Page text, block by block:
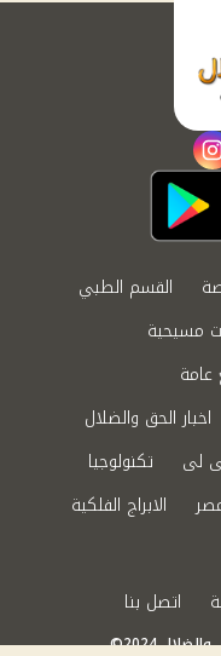
instagram
القسم الطبي
مسيحية
عامة
اخبار الحق والضلال
لى
تكنولوجيا
الابراج الفلكية
اتصل بنا